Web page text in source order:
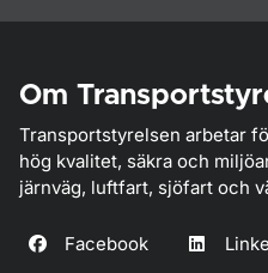
Om
Transportstyrelsen arbetar
hög kvalitet, säkra och
järnväg, luftfart, sjöfart och
Facebook